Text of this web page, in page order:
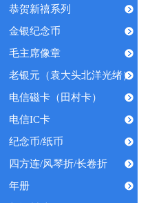
恭贺新禧系列
金银纪念币
毛主席像章
老银元（袁大头北洋光绪）
电信磁卡（田村卡）
电信IC卡
纪念币/纸币
四方连/风琴折/长卷折
年册